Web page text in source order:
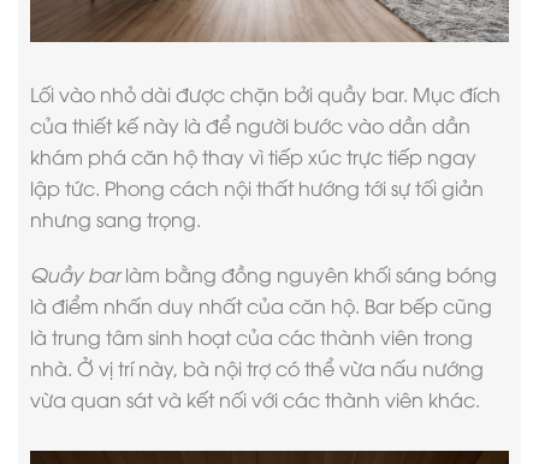
Lối vào nhỏ dài được chặn bởi quầy bar. Mục đích
của thiết kế này là để người bước vào dần dần
khám phá căn hộ thay vì tiếp xúc trực tiếp ngay
lập tức. Phong cách nội thấthướng tới sự tối giản
nhưng sang trọng.
Quầy barlàm bằng đồng nguyên khối sáng bóng
là điểm nhấn duy nhất của căn hộ. Bar bếp cũng
là trung tâm sinh hoạt của các thành viên trong
nhà. Ở vị trí này, bà nội trợ có thể vừa nấu nướng
vừa quan sát và kết nối với các thành viên khác.